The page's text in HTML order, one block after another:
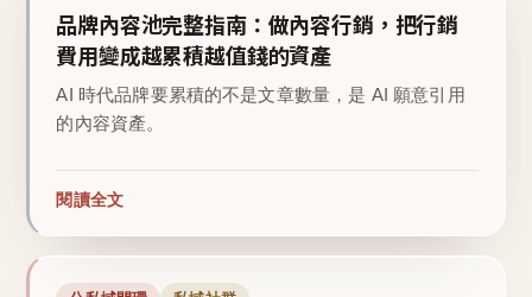
品牌內容池完整指南：做內容行銷，把行銷
費用變成越累積越值錢的資產
AI 時代品牌要累積的不是文章數量，是 AI 願意引用
的內容資產。
閱讀全文